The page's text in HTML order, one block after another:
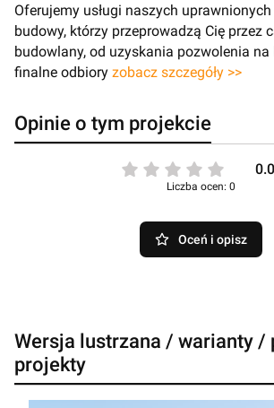
Oferujemy usługi naszych
budowy, którzy przeprowadzą Cię przez
budowlany, od uzyskania pozwolenia na
finalne odbiory zobacz szczegóły >>
Opinie o tym projekcie
Liczba ocen: 0
Oceń i opisz
Wersja lustrzana / warianty /
projekty